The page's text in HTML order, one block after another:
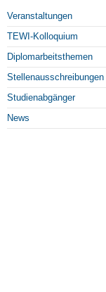
Veranstaltungen
TEWI-Kolloquium
Diplomarbeitsthemen
Stellenausschreibungen
Studienabgänger
News